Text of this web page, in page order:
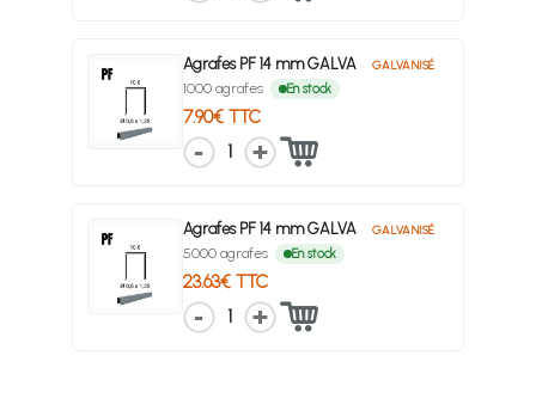
Agrafes PF 14 mm GALVA GALVANISÉ
1000 agrafes En stock
7.90€ TTC
1
Agrafes PF 14 mm GALVA GALVANISÉ
5000 agrafes En stock
23.63€ TTC
1